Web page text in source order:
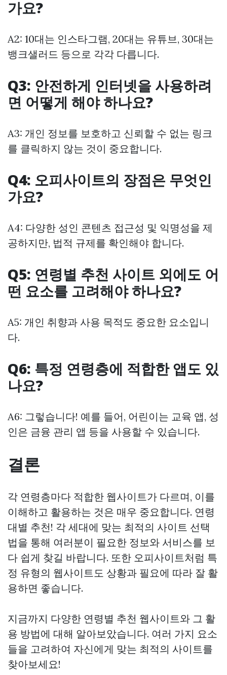
가요?
A2: 10대는 인스타그램, 20대는 유튜브, 30대는
뱅크샐러드 등으로 각각 다릅니다.
Q3: 안전하게 인터넷을 사용하려
면 어떻게 해야 하나요?
A3: 개인 정보를 보호하고 신뢰할 수 없는 링크
를 클릭하지 않는 것이 중요합니다.
Q4: 오피사이트의 장점은 무엇인
가요?
A4: 다양한 성인 콘텐츠 접근성 및 익명성을 제
공하지만, 법적 규제를 확인해야 합니다.
Q5: 연령별 추천 사이트 외에도 어
떤 요소를 고려해야 하나요?
A5: 개인 취향과 사용 목적도 중요한 요소입니
다.
Q6: 특정 연령층에 적합한 앱도 있
나요?
A6: 그렇습니다! 예를 들어, 어린이는 교육 앱, 성
인은 금융 관리 앱 등을 사용할 수 있습니다.
결론
각 연령층마다 적합한 웹사이트가 다르며, 이를
이해하고 활용하는 것은 매우 중요합니다. 연령
대별 추천! 각 세대에 맞는 최적의 사이트 선택
법을 통해 여러분이 필요한 정보와 서비스를 보
다 쉽게 찾길 바랍니다. 또한 오피사이트처럼 특
정 유형의 웹사이트도 상황과 필요에 따라 잘 활
용하면 좋습니다.
지금까지 다양한 연령별 추천 웹사이트와 그 활
용 방법에 대해 알아보았습니다. 여러 가지 요소
들을 고려하여 자신에게 맞는 최적의 사이트를
찾아보세요!